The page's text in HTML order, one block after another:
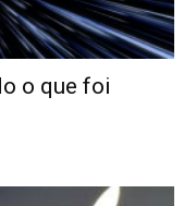
o que foi